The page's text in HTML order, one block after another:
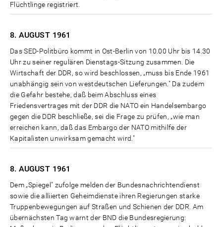
Flüchtlinge registriert.
8. AUGUST 1961
Das SED-Politbüro kommt in Ost-Berlin von 10.00 Uhr bis 14.30
Uhr zu seiner regulären Dienstags-Sitzung zusammen. Die
Wirtschaft der DDR, so wird beschlossen, „muss bis Ende 1961
unabhängig sein von westdeutschen Lieferungen." Da zudem
die Gefahr bestehe, daß beim Abschluss eines
Friedensvertrages mit der DDR die NATO ein Handelsembargo
gegen die DDR beschließe, sei die Frage zu prüfen, „wie man
erreichen kann, daß das Embargo der NATO mithilfe der
Kapitalisten unwirksam gemacht wird."
8. AUGUST 1961
Dem „Spiegel" zufolge melden der Bundesnachrichtendienst
sowie die alliierten Geheimdienste ihren Regierungen starke
Truppenbewegungen auf Straßen und Schienen der DDR. Am
übernächsten Tag warnt der BND die Bundesregierung: